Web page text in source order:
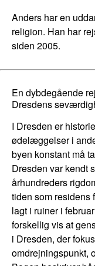
Anders har en
religion. Han har
siden 2005.
En dybdegående
Dresdens
I Dresden er
ødelæggelser i
byen konstant må
Dresden var kendt
århundreders
tiden som residens
lagt i ruiner i
forskellig vis at
i Dresden, der
omdrejningspunkt,